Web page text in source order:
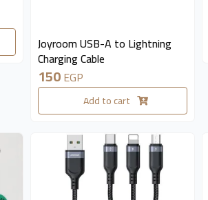
Joyroom USB-A to Lightning
Charging Cable
150EGP
Add to cart